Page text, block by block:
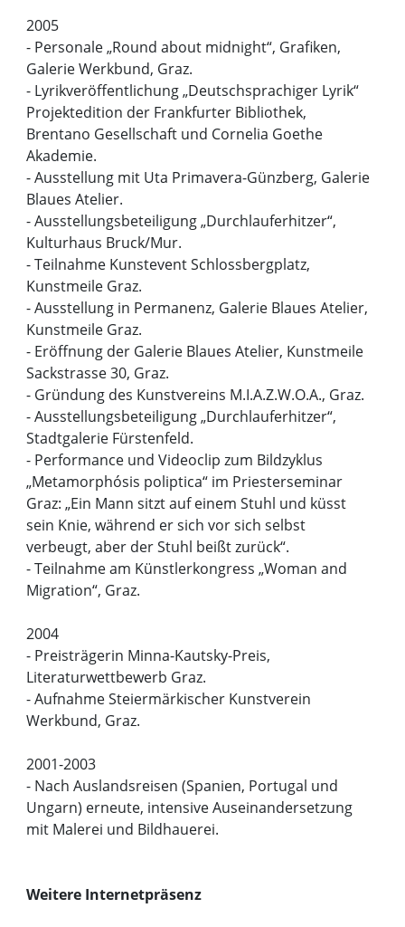
2005
- Personale „Round about midnight“, Grafiken,
Galerie Werkbund, Graz.
- Lyrikveröffentlichung „Deutschsprachiger Lyrik“
Projektedition der Frankfurter Bibliothek,
Brentano Gesellschaft und Cornelia Goethe
Akademie.
- Ausstellung mit Uta Primavera-Günzberg, Galerie
Blaues Atelier.
- Ausstellungsbeteiligung „Durchlauferhitzer“,
Kulturhaus Bruck/Mur.
- Teilnahme Kunstevent Schlossbergplatz,
Kunstmeile Graz.
- Ausstellung in Permanenz, Galerie Blaues Atelier,
Kunstmeile Graz.
- Eröffnung der Galerie Blaues Atelier, Kunstmeile
Sackstrasse 30, Graz.
- Gründung des Kunstvereins M.I.A.Z.W.O.A., Graz.
- Ausstellungsbeteiligung „Durchlauferhitzer“,
Stadtgalerie Fürstenfeld.
- Performance und Videoclip zum Bildzyklus
„Metamorphósis poliptica“ im Priesterseminar
Graz: „Ein Mann sitzt auf einem Stuhl und küsst
sein Knie, während er sich vor sich selbst
verbeugt, aber der Stuhl beißt zurück“.
- Teilnahme am Künstlerkongress „Woman and
Migration“, Graz.
2004
- Preisträgerin Minna-Kautsky-Preis,
Literaturwettbewerb Graz.
- Aufnahme Steiermärkischer Kunstverein
Werkbund, Graz.
2001-2003
- Nach Auslandsreisen (Spanien, Portugal und
Ungarn) erneute, intensive Auseinandersetzung
mit Malerei und Bildhauerei.
Weitere Internetpräsenz